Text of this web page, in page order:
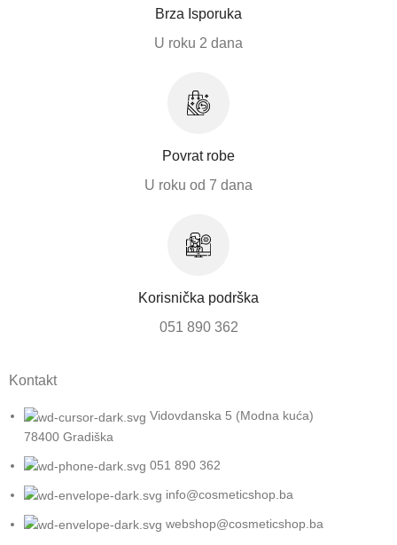
Brza Isporuka
U roku 2 dana
Povrat robe
U roku od 7 dana
Korisnička podrška
051 890 362
Kontakt
Vidovdanska 5 (Modna kuća)
78400 Gradiška
051 890 362
info@cosmeticshop.ba
webshop@cosmeticshop.ba